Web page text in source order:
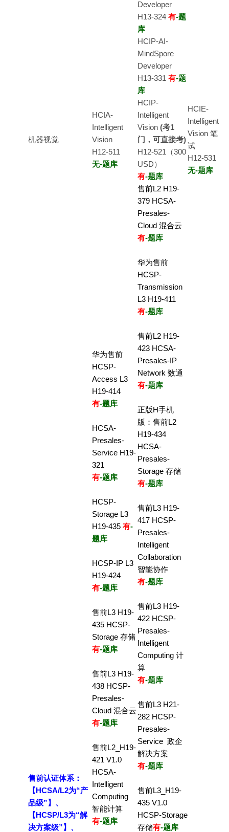
Developer
H13-324 有-题
库
HCIP-AI-
MindSpore
Developer
H13-331 有-题
库
机器视觉
HCIA-
Intelligent
Vision
H12-511
无-题库
HCIP-
Intelligent
Vision (考1
门，可直接考)
H12-521（300
USD）
有-题库
HCIE-
Intelligent
Vision 笔
试
H12-531
无-题库
售前认证体系：
【HCSA/L2为“产
品级”】、
【HCSP/L3为“解
决方案级”】、
华为售前
HCSP-
Access L3
H19-414
有-题库
HCSA-
Presales-
Service H19-
321
有-题库
HCSP-
Storage L3
H19-435 有-
题库
HCSP-IP L3
H19-424
有-题库
售前L3 H19-
435 HCSP-
Storage 存储
有-题库
售前L3 H19-
438 HCSP-
Presales-
Cloud 混合云
有-题库
售前L2_H19-
421 V1.0
HCSA-
Intelligent
Computing
智能计算
有-题库
售前L2 H19-
379 HCSA-
Presales-
Cloud 混合云
有-题库
华为售前
HCSP-
Transmission
L3 H19-411
有-题库
售前L2 H19-
423 HCSA-
Presales-IP
Network 数通
有-题库
正版H手机
版：售前L2
H19-434
HCSA-
Presales-
Storage 存储
有-题库
售前L3 H19-
417 HCSP-
Presales-
Intelligent
Collaboration
智能协作
有-题库
售前L3 H19-
422 HCSP-
Presales-
Intelligent
Computing 计
算
有-题库
售前L3 H21-
282 HCSP-
Presales-
Service 政企
解决方案
有-题库
售前L3_H19-
435 V1.0
HCSP-Storage
存储有-题库